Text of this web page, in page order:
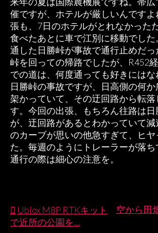
催ですが、ホテルが厳しいんですよ
張も、7日のホテルがとれなかった
食べたあとに車で江別に移動でし
通した日勝峠が事故で通行止めだ
峠を回っての帰路でしたが、R452
での道は、何度通っても好きにはな
日勝峠の事故ですが、日高側の何
架かっていて、その迂回路から転
す。今回の出張、もちろん往路は日
が、迂回路があるとわかっていて減
のカーブが思いの他急すぎて、ヒヤ
た。毎週のようにトレーラーが落
通行の際は細心の注意を。
投
Ublox M8P RTKキット
で近所の公園を…
空から田